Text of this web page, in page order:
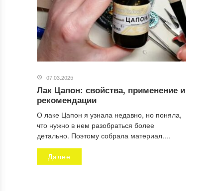
Отправляя заявку, Вы разрешаете сбор и обработку
персональных данных.Политика конфиденциальности
07.03.2025
Лак Цапон: свойства, применение и
рекомендации
О лаке Цапон я узнала недавно, но поняла,
что нужно в нем разобраться более
детально. Поэтому собрала материал....
Далее